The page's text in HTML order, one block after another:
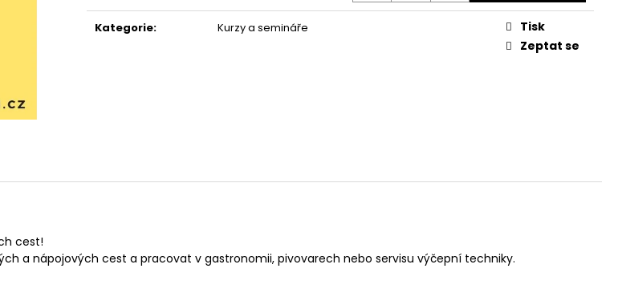
cena:
Kategorie: Kurzy a semináře
Tisk
Zeptat se
cest!
a nápojových cest a pracovat v gastronomii, pivovarech nebo servisu výčepní techniky.
Původně:440 Kč